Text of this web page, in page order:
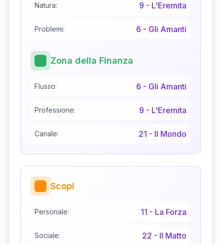
Natura: 9 - L'Eremita
Problemi: 6 - Gli Amanti
Zona della Finanza
Flusso: 6 - Gli Amanti
Professione: 9 - L'Eremita
Canale: 21 - Il Mondo
Scopi
Personale: 11 - La Forza
Sociale: 22 - Il Matto